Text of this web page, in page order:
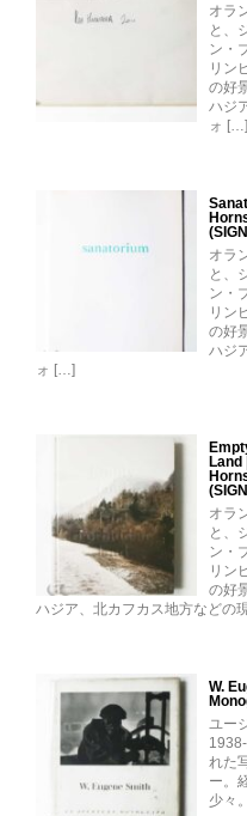
オラ
と、
ン・
リン
の好
ハジ
ォ […]
オラ
と、
ン・
リン
の好
ハジ
ォ […]
オラ
と、
ン・
リン
の好
ハジア、北カフカス地方などの
W.
ユー
れた
ー。
少々。